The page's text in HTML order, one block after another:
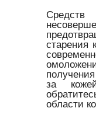
старения
за
области